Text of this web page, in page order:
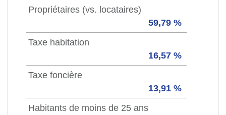
Propriétaires (vs. locataires)
59,79 %
Taxe habitation
16,57 %
Taxe foncière
13,91 %
Habitants de moins de 25 ans